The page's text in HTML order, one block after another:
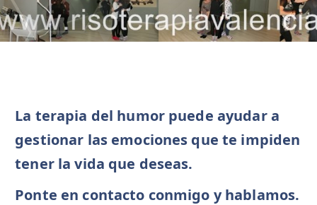
La terapia del humor puede ayudar a
gestionar las emociones que te impiden
tener la vida que deseas.
Ponte en contacto conmigo y hablamos.